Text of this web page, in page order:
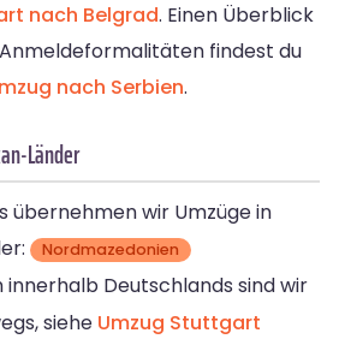
nach Belgrad. Einen Überblick
findest du
nach Serbien.
Länder
übernehmen wir Umzüge in
Nordmazedonien
innerhalb Deutschlands sind wir
siehe Umzug Stuttgart